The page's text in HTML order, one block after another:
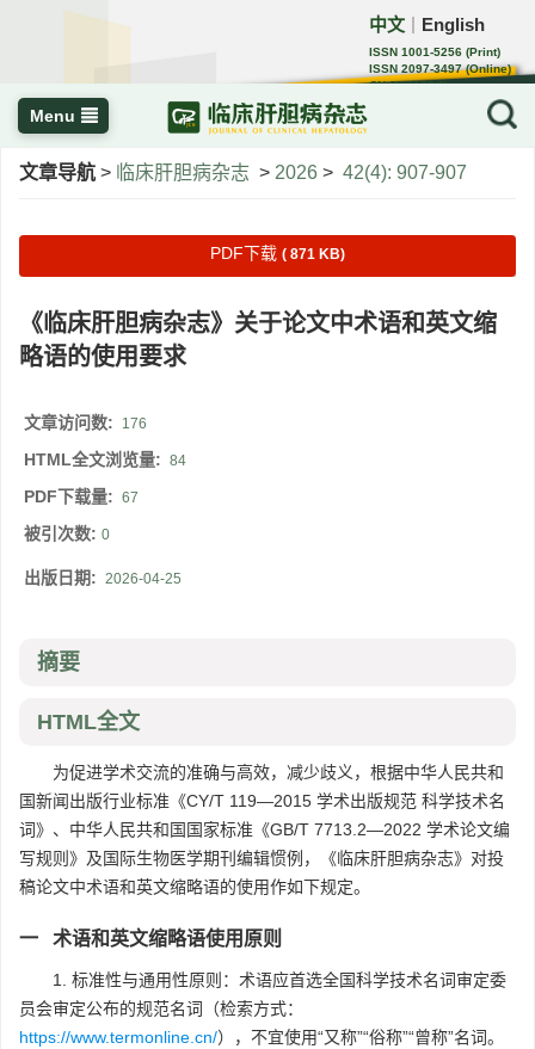
中文 English
ISSN 1001-5256 (Print)
ISSN 2097-3497 (Online)
CN 22-1108/R
Menu
文章导航 > 临床肝胆病杂志 > 2026 > 42(4): 907-907
PDF下载 ( 871 KB)
《临床肝胆病杂志》关于论文中术语和英文缩
略语的使用要求
文章访问数: 176
HTML全文浏览量: 84
PDF下载量: 67
被引次数: 0
出版日期: 2026-04-25
摘要
HTML全文
为促进学术交流的准确与高效，减少歧义，根据中华人民共和
国新闻出版行业标准《CY/T 119—2015 学术出版规范 科学技术名
词》、中华人民共和国国家标准《GB/T 7713.2—2022 学术论文编
写规则》及国际生物医学期刊编辑惯例，《临床肝胆病杂志》对投
稿论文中术语和英文缩略语的使用作如下规定。
一 术语和英文缩略语使用原则
1. 标准性与通用性原则：术语应首选全国科学技术名词审定委
员会审定公布的规范名词（检索方式：
https://www.termonline.cn/），不宜使用“又称”“俗称”“曾称”名词。